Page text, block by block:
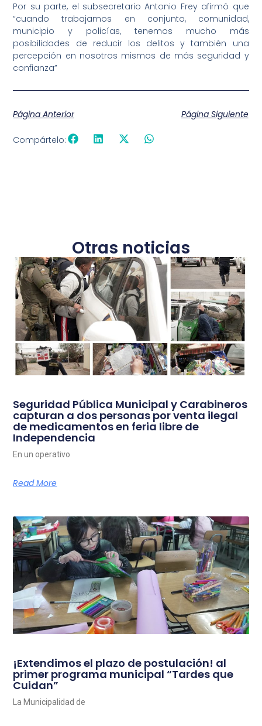
Por su parte, el subsecretario Antonio Frey afirmó que
“cuando trabajamos en conjunto, comunidad,
municipio y policías, tenemos mucho más
posibilidades de reducir los delitos y también una
percepción en nosotros mismos de más seguridad y
confianza”
Página Anterior Página Siguiente
Compártelo:
Otras noticias
Seguridad Pública Municipal y Carabineros
capturan a dos personas por venta ilegal
de medicamentos en feria libre de
Independencia
En un operativo
Read More
¡Extendimos el plazo de postulación! al
primer programa municipal “Tardes que
Cuidan”
La Municipalidad de